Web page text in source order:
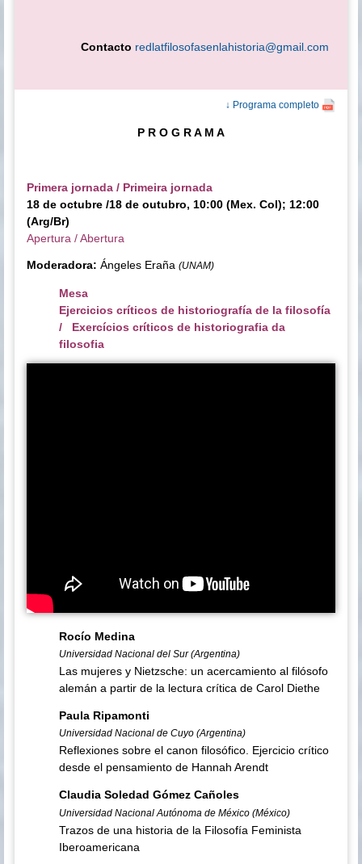
Contacto redlatfilosofasenlahistoria@gmail.com
↓ Programa completo
P R O G R A M A
Primera jornada / Primeira jornada
18 de octubre /18 de outubro, 10:00 (Mex. Col); 12:00
(Arg/Br)
Apertura / Abertura
Moderadora: Ángeles Eraña(UNAM)
Mesa
Ejercicios críticos de historiografía de la filosofía
/ Exercícios críticos de historiografia da
filosofia
Rocío Medina
Universidad Nacional del Sur (Argentina)
Las mujeres y Nietzsche: un acercamiento al filósofo
alemán a partir de la lectura crítica de Carol Diethe
Paula Ripamonti
Universidad Nacional de Cuyo (Argentina)
Reflexiones sobre el canon filosófico. Ejercicio crítico
desde el pensamiento de Hannah Arendt
Claudia Soledad Gómez Cañoles
Universidad Nacional Autónoma de México (México)
Trazos de una historia de la Filosofía Feminista
Iberoamericana